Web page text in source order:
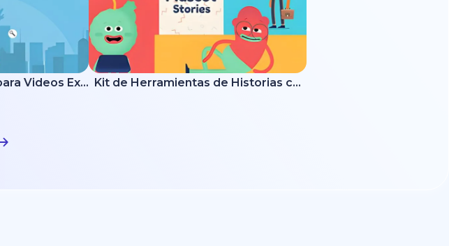
Kit de Herramientas para Videos Explicativos Kit de Herramientas de Historias con Mascotas